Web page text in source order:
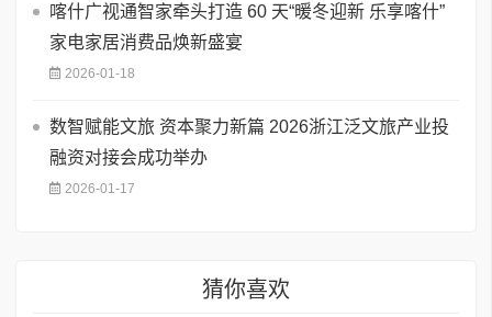
喀什广视通智家牵头打造 60 天​“暖冬迎新 乐享喀什”
家电家居消费品焕新盛宴
2026-01-18
数智赋能文旅 资本聚力新篇 2026浙江泛文旅产业投
融资对接会成功举办
2026-01-17
猜你喜欢